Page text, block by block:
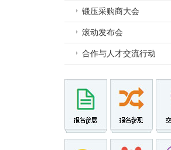
锻压采购商大会
滚动发布会
合作与人才交流行动